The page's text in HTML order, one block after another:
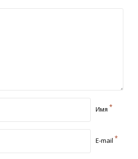
Имя *
E-mail *